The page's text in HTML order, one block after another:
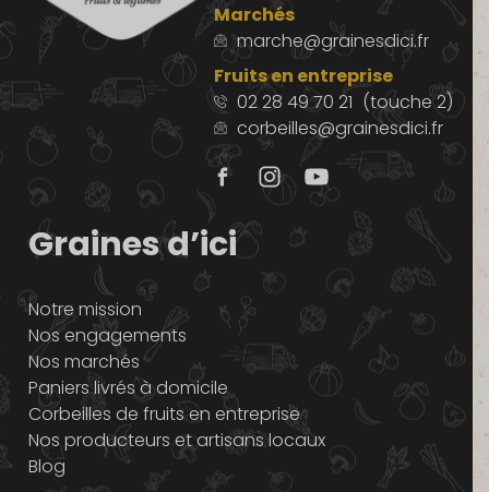
Marchés
marche@grainesdici.fr
Fruits en entreprise
02 28 49 70 21 (touche 2)
corbeilles@grainesdici.fr
Graines d’ici
Notre mission
Nos engagements
Nos marchés
Paniers livrés à domicile
Corbeilles de fruits en entreprise
Nos producteurs et artisans locaux
Blog